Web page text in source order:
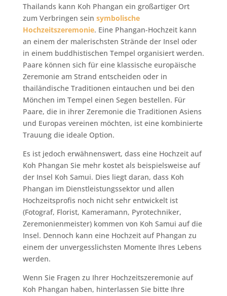
Thailands kann Koh Phangan ein großartiger Ort
zum Verbringen sein symbolische
Hochzeitszeremonie. Eine Phangan-Hochzeit kann
an einem der malerischsten Strände der Insel oder
in einem buddhistischen Tempel organisiert werden.
Paare können sich für eine klassische europäische
Zeremonie am Strand entscheiden oder in
thailändische Traditionen eintauchen und bei den
Mönchen im Tempel einen Segen bestellen. Für
Paare, die in ihrer Zeremonie die Traditionen Asiens
und Europas vereinen möchten, ist eine kombinierte
Trauung die ideale Option.
Es ist jedoch erwähnenswert, dass eine Hochzeit auf
Koh Phangan Sie mehr kostet als beispielsweise auf
der Insel Koh Samui. Dies liegt daran, dass Koh
Phangan im Dienstleistungssektor und allen
Hochzeitsprofis noch nicht sehr entwickelt ist
(Fotograf, Florist, Kameramann, Pyrotechniker,
Zeremonienmeister) kommen von Koh Samui auf die
Insel. Dennoch kann eine Hochzeit auf Phangan zu
einem der unvergesslichsten Momente Ihres Lebens
werden.
Wenn Sie Fragen zu Ihrer Hochzeitszeremonie auf
Koh Phangan haben, hinterlassen Sie bitte Ihre